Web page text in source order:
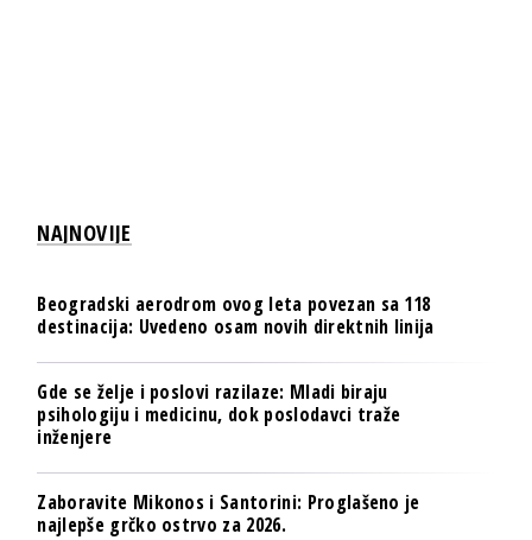
NAJNOVIJE
Beogradski aerodrom ovog leta povezan sa 118
destinacija: Uvedeno osam novih direktnih linija
Gde se želje i poslovi razilaze: Mladi biraju
psihologiju i medicinu, dok poslodavci traže
inženjere
Zaboravite Mikonos i Santorini: Proglašeno je
najlepše grčko ostrvo za 2026.